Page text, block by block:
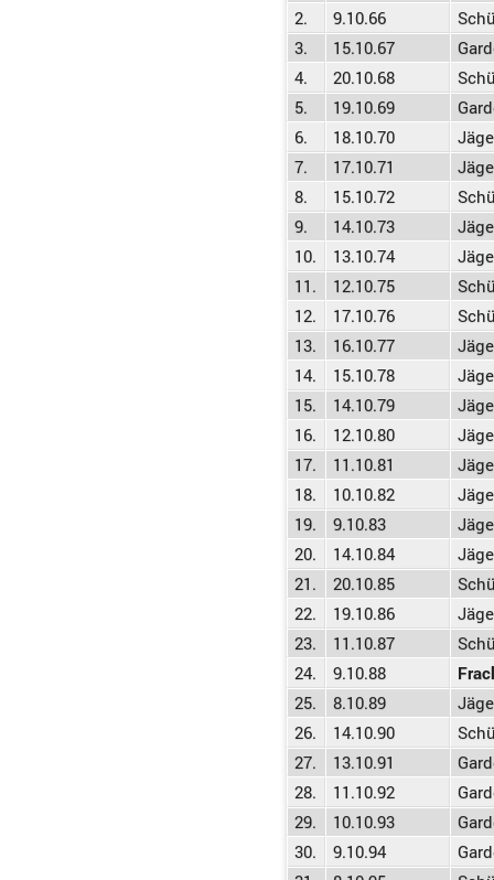
2.
9.10.66
3.
15.10.67
4.
20.10.68
5.
19.10.69
6.
18.10.70
7.
17.10.71
8.
15.10.72
9.
14.10.73
10.
13.10.74
11.
12.10.75
12.
17.10.76
13.
16.10.77
14.
15.10.78
15.
14.10.79
16.
12.10.80
17.
11.10.81
18.
10.10.82
19.
9.10.83
20.
14.10.84
21.
20.10.85
22.
19.10.86
23.
11.10.87
24.
9.10.88
25.
8.10.89
26.
14.10.90
27.
13.10.91
28.
11.10.92
29.
10.10.93
30.
9.10.94